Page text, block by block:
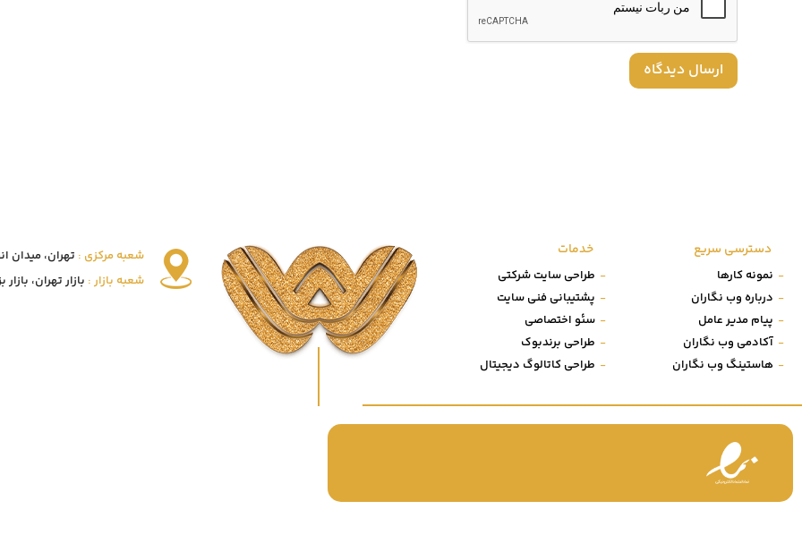
دسترسی سریع
نمونه کارها
درباره وب نگاران
پیام مدیر عامل
آکادمی وب نگاران
هاستینگ وب نگاران
خدمات
طراحی سایت شرکتی
پشتیبانی فنی سایت
سئو اختصاصی
طراحی برندبوک
طراحی کاتالوگ دیجیتال
شعبه مرکزی : تهران، میدان
شعبه بازار : بازار تهران، بازار